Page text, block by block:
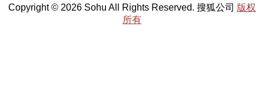
Copyright © 2026 Sohu All Rights Reserved. 搜狐公司 版权
所有